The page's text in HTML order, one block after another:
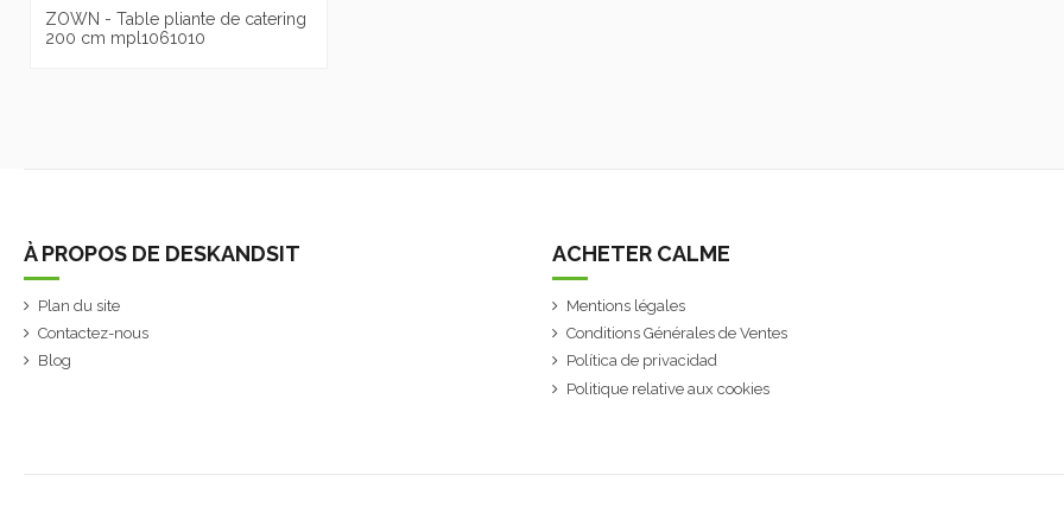
ZOWN - Table pliante de catering
200 cm mpl1061010
À PROPOS DE DESKANDSIT
Plan du site
Contactez-nous
Blog
ACHETER CALME
Mentions légales
Conditions Générales de Ventes
Política de privacidad
Politique relative aux cookies